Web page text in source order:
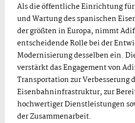
Als die öffentliche Einrichtung
und Wartung des spanischen
der größten in Europa, nimmt
entscheidende Rolle bei der
Modernisierung desselben ein.
verstärkt das Engagement von
Transportation zur Verbesserung
Eisenbahninfrastruktur, zur
hochwertiger Dienstleistungen
der Zusammenarbeit.